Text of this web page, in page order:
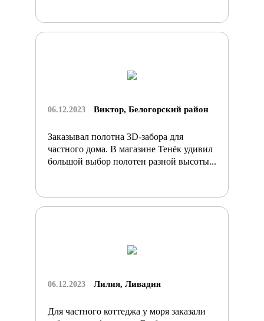
06.12.2023 Виктор, Белогорский район
Заказывал полотна 3D-забора для
частного дома. В магазине Тенёк удивил
большой выбор полотен разной высоты...
06.12.2023 Лилия, Ливадия
Для частного коттеджа у моря заказали